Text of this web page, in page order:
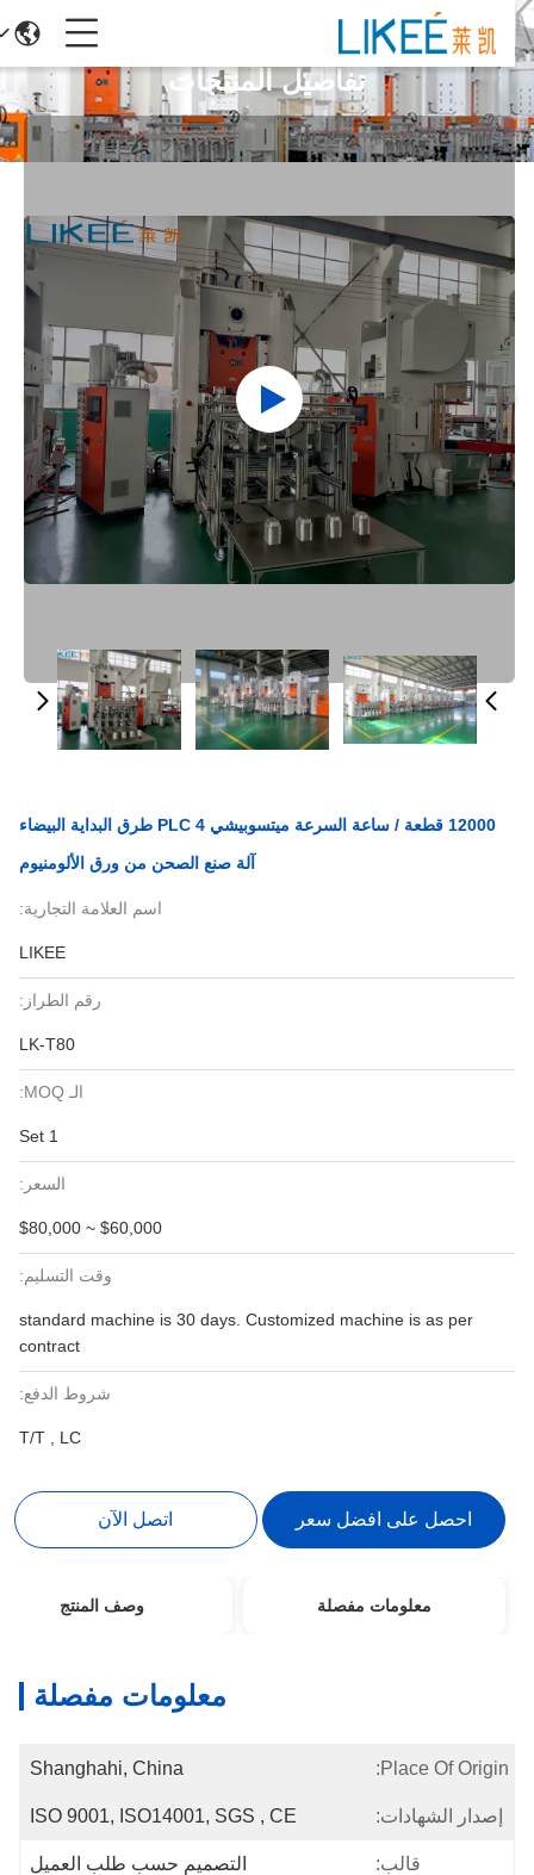
تفاصيل المنتجات
12000 قطعة / ساعة السرعة ميتسوبيشي PLC 4 طرق البداية البيضاء
آلة صنع الصحن من ورق الألومنيوم
اسم العلامة التجارية:
LIKEE
رقم الطراز:
LK-T80
الـ MOQ:
السعر:
$60,000 ~ $80,000
وقت التسليم:
standard machine is 30 days. Customized machine is as per
contract
شروط الدفع:
T/T , LC
احصل على افضل سعر اتصل الآن
معلومات مفصلة وصف المنتج
معلومات مفصلة
Place Of Origin:
Shanghahi, China
إصدار الشهادات: ISO 9001, ISO14001, SGS , CE
قالب: التصميم حسب طلب العميل